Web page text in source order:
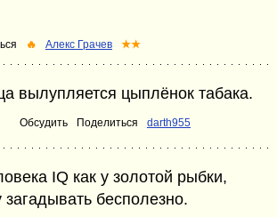
🔥 Алекс Грачев ★★
вылупляется цыплёнок табака.
Обсудить Поделиться darth955
IQ как у золотой рыбки,
бесполезно.